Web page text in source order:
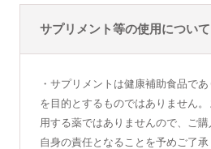
サプリメント等の使用について
・サプリメントは健康補助食品で
を目的とするものではありません
用する薬ではありませんので、ご
自身の責任となることを予めご了承